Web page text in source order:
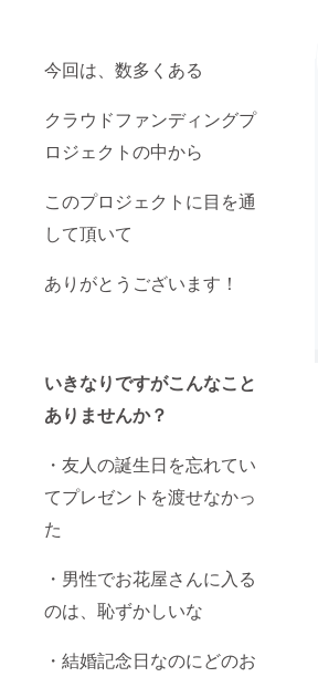
今回は、数多くある
クラウドファンディングプ
ロジェクトの中から
このプロジェクトに目を通
して頂いて
ありがとうございます！
いきなりですがこんなこと
ありませんか？
・友人の誕生日を忘れてい
てプレゼントを渡せなかっ
た
・男性でお花屋さんに入る
のは、恥ずかしいな
・結婚記念日なのにどのお